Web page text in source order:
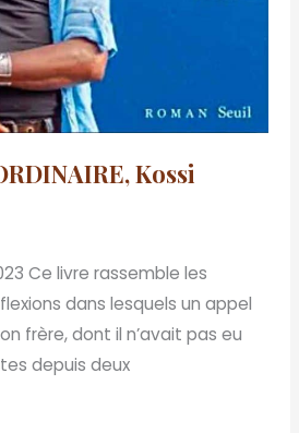
Kossi
Ce livre rassemble les
dans lesquels un appel
frère, dont il n’avait pas eu
depuis deux